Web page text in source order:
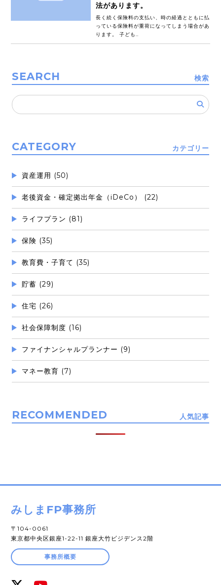
法があります。
長く続く保険料の支払い、時の経過とともに払
っている保険料が重荷になってしまう場合があ
ります。 子ども..
SEARCH 検索
検
索:
CATEGORY カテゴリー
資産運用 (50)
老後資金・確定拠出年金（iDeCo） (22)
ライフプラン (81)
保険 (35)
教育費・子育て (35)
貯蓄 (29)
住宅 (26)
社会保障制度 (16)
ファイナンシャルプランナー (9)
マネー教育 (7)
RECOMMENDED 人気記事
みしまFP事務所
〒104-0061
東京都中央区銀座1-22-11 銀座大竹ビジデンス2階
事務所概要